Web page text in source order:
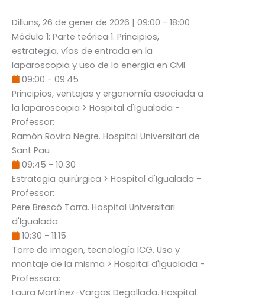
Dilluns, 26 de gener de 2026 | 09:00 - 18:00
Módulo 1: Parte teórica 1. Principios,
estrategia, vías de entrada en la
laparoscopia y uso de la energía en CMI
09:00 - 09:45
Principios, ventajas y ergonomía asociada a
la laparoscopia > Hospital d'Igualada -
Professor:
Ramón Rovira Negre. Hospital Universitari de
Sant Pau
09:45 - 10:30
Estrategia quirúrgica > Hospital d'Igualada -
Professor:
Pere Brescó Torra. Hospital Universitari
d'Igualada
10:30 - 11:15
Torre de imagen, tecnología ICG. Uso y
montaje de la misma > Hospital d'Igualada -
Professora:
Laura Martínez-Vargas Degollada. Hospital